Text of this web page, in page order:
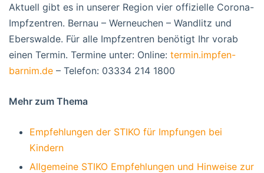
Aktuell gibt es in unserer Region vier offizielle Corona-
Impfzentren. Bernau – Werneuchen – Wandlitz und
Eberswalde. Für alle Impfzentren benötigt Ihr vorab
einen Termin. Termine unter: Online: termin.impfen-
barnim.de – Telefon: 03334 214 1800
Mehr zum Thema
Empfehlungen der STIKO für Impfungen bei
Kindern
Allgemeine STIKO Empfehlungen und Hinweise zur